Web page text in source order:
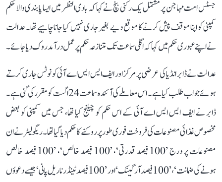
جسٹس امت مہاجن پر مشتمل یک رکنی بنچ نے کہا کہ بادی النظر میں ایسا پابندی والا حکم
کمپنی کو اپنا موقف پیش کرنے کا موقع دیے بغیر جاری نہیں کیا جانا چاہیے تھا۔ عدالت
نے اپنے عبوری حکم میں کہا کہ اگلی سماعت تک متنازعہ حکم پر عمل درآمد روک دیا جائے۔
عدالت نے ڈابر انڈیا کی عرضی پر مرکز اور ایف ایس ایس اے آئی کو نوٹس جاری کرتے
ہوئے جواب طلب کیا ہے۔ اس معاملے کی آئندہ سماعت 24 اگست کو مقرر کی گئی ہے۔
ڈابر نے ایف ایس ایس اے آئی کے اس حکم کو چیلنج کیا تھا، جس میں کمپنی کو بعض
مخصوص غذائی مصنوعات کی فروخت فوری طور پر روکنے کا حکم دیا گیا تھا۔ ریگولیٹر نے ان
مصنوعات پر درج ’100 فیصد قدرتی‘، ’100 فیصد خالص‘، ’100 فیصد خالص
ہونے کی ضمانت‘، ’100 فیصد آرگینک‘ اور ’100 فیصد ٹینڈر ناریل پانی‘ جیسے دعوؤں